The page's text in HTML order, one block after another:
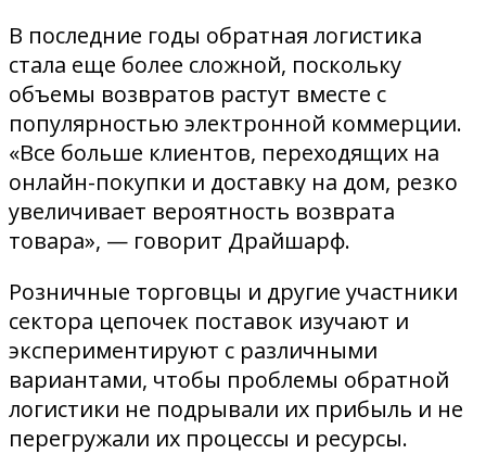
В последние годы обратная логистика
стала еще более сложной, поскольку
объемы возвратов растут вместе с
популярностью электронной коммерции.
«Все больше клиентов, переходящих на
онлайн-покупки и доставку на дом, резко
увеличивает вероятность возврата
товара», — говорит Драйшарф.
Розничные торговцы и другие участники
сектора цепочек поставок изучают и
экспериментируют с различными
вариантами, чтобы проблемы обратной
логистики не подрывали их прибыль и не
перегружали их процессы и ресурсы.